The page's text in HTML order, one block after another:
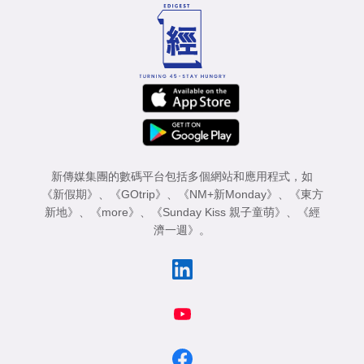
新傳媒集團的數碼平台包括多個網站和應用程式，如
《新假期》 、 《GOtrip》 、 《NM+新Monday》 、
《東方
新地》 、 《more》 、 《Sunday Kiss 親子童萌》 、
《經
濟一週》 。